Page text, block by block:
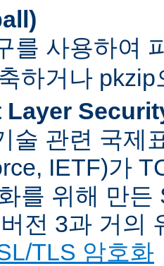
를 사용하여
하거나
Layer
술 관련 국제
IETF)가
를 위해 만
전 3과 거의
TLS 암호화